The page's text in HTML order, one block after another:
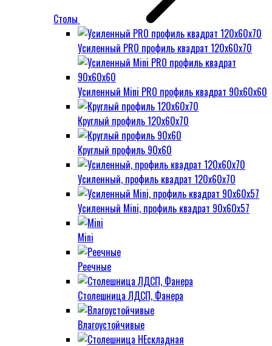
Столы
Усиленный PRO профиль квадрат 120х60х70
Усиленный Mini PRO профиль квадрат 90х60х60
Круглый профиль 120х60х70
Круглый профиль 90х60
Усиленный, профиль квадрат 120х60х70
Усиленный Mini, профиль квадрат 90х60х57
Mini
Реечные
Столешница ЛДСП, Фанера
Влагоустойчивые